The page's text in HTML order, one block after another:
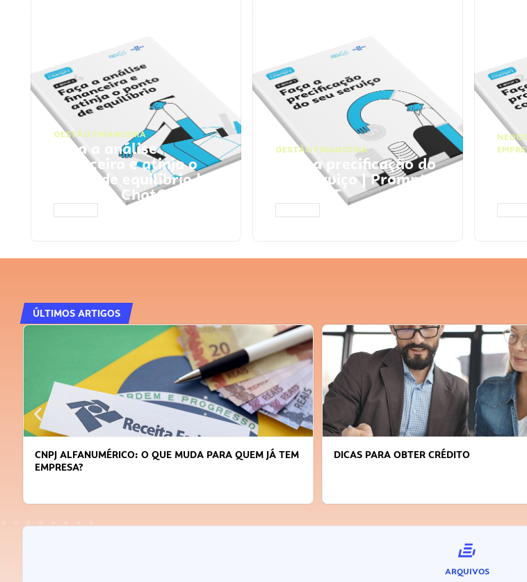
GESTÃO FINANCEIRA
Faça a análise
financeira e atinja o
ponto de equilíbrio |
Prompts ChatGPT
GESTÃO FINANCEIRA
Faça a precificação do
seu serviço | Prompts
ChatGPT
ÚLTIMOS ARTIGOS
CNPJ ALFANUMÉRICO: O QUE MUDA PARA QUEM JÁ TEM
EMPRESA?
DICAS PARA OBTER CRÉDITO
ARQUIVOS